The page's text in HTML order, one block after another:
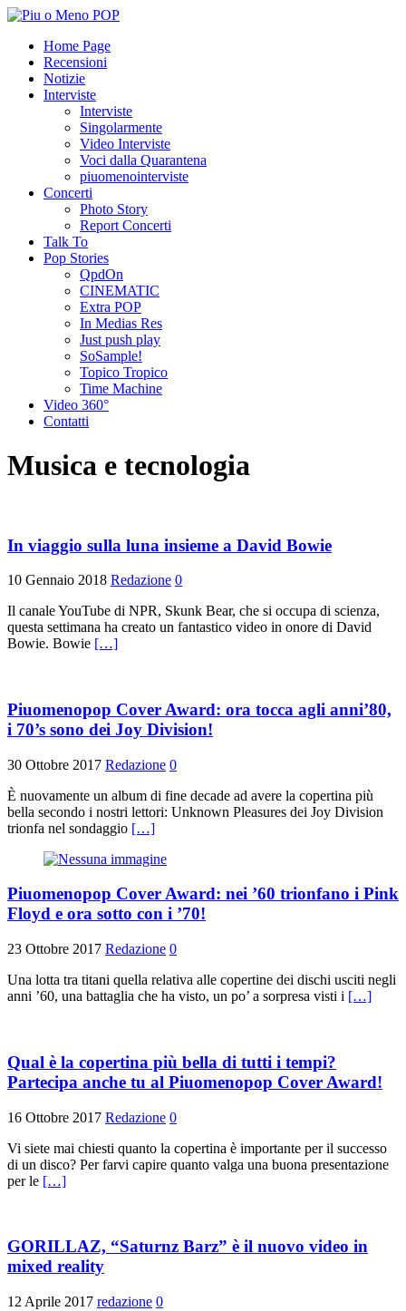
Home Page
Recensioni
Notizie
Interviste
Interviste
Singolarmente
Video Interviste
Voci dalla Quarantena
piuomenointerviste
Concerti
Photo Story
Report Concerti
Talk To
Pop Stories
QpdOn
CINEMATIC
Extra POP
In Medias Res
Just push play
SoSample!
Topico Tropico
Time Machine
Video 360°
Contatti
Musica e tecnologia
In viaggio sulla luna insieme a David Bowie
10 Gennaio 2018 Redazione 0
Il canale YouTube di NPR, Skunk Bear, che si occupa di scienza,
questa settimana ha creato un fantastico video in onore di David
Bowie. Bowie […]
Piuomenopop Cover Award: ora tocca agli anni’80,
i 70’s sono dei Joy Division!
30 Ottobre 2017 Redazione 0
È nuovamente un album di fine decade ad avere la copertina più
bella secondo i nostri lettori: Unknown Pleasures dei Joy Division
trionfa nel sondaggio […]
Piuomenopop Cover Award: nei ’60 trionfano i Pink
Floyd e ora sotto con i ’70!
23 Ottobre 2017 Redazione 0
Una lotta tra titani quella relativa alle copertine dei dischi usciti negli
anni ’60, una battaglia che ha visto, un po’ a sorpresa visti i […]
Qual è la copertina più bella di tutti i tempi?
Partecipa anche tu al Piuomenopop Cover Award!
16 Ottobre 2017 Redazione 0
Vi siete mai chiesti quanto la copertina è importante per il successo
di un disco? Per farvi capire quanto valga una buona presentazione
per le […]
GORILLAZ, “Saturnz Barz” è il nuovo video in
mixed reality
12 Aprile 2017 redazione 0